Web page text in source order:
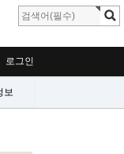
로그인
보